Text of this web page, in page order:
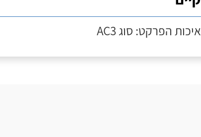
איכות הפרקט: סוג AC3